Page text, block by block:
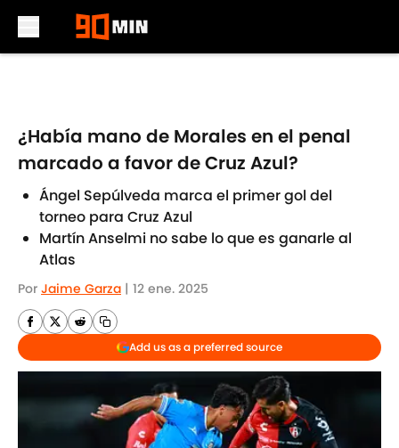
¿Había mano de Morales en el penal
marcado a favor de Cruz Azul?
Ángel Sepúlveda marca el primer gol del
torneo para Cruz Azul
Martín Anselmi no sabe lo que es ganarle al
Atlas
Por Jaime Garza | 12 ene. 2025
Add us as a preferred source